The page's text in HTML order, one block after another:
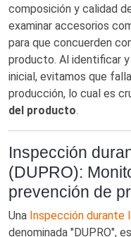
composición y calidad
examinar accesorios
para que concuerden
producto. Al identificar
inicial, evitamos que
producción, lo cual es
del producto.
Inspección
(DUPRO):
prevención de
Una Inspección durante
denominada "DUPRO",